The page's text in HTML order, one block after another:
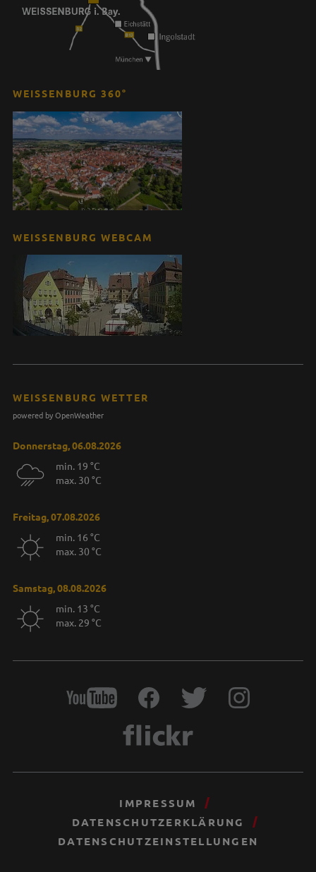
WEISSENBURG 360°
WEISSENBURG WEBCAM
WEISSENBURG WETTER
powered by OpenWeather
Donnerstag, 06.08.2026
min. 19 °C
max. 30 °C
Freitag, 07.08.2026
min. 16 °C
max. 30 °C
Samstag, 08.08.2026
min. 13 °C
max. 29 °C
IMPRESSUM
DATENSCHUTZERKLÄRUNG
DATENSCHUTZEINSTELLUNGEN